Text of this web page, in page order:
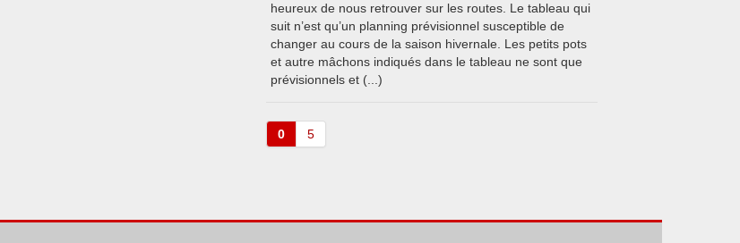
heureux de nous retrouver sur les routes. Le tableau qui
suit n’est qu’un planning prévisionnel susceptible de
changer au cours de la saison hivernale. Les petits pots
et autre mâchons indiqués dans le tableau ne sont que
prévisionnels et (...)
0 5